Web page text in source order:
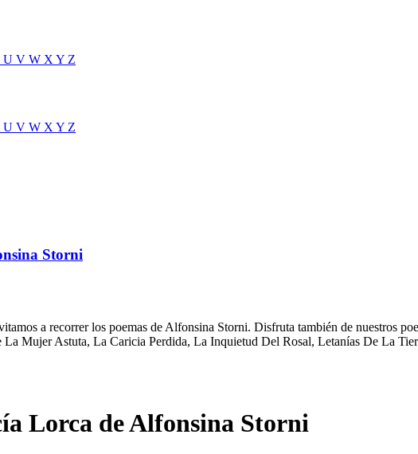
U V W XY Z
U V W X Y Z
Storni
a recorrer los poemas de Alfonsina Storni. Disfruta también de nuestros
Mujer Astuta, La Caricia Perdida, La Inquietud Del Rosal, Letanías De La
Lorca de Alfonsina Storni